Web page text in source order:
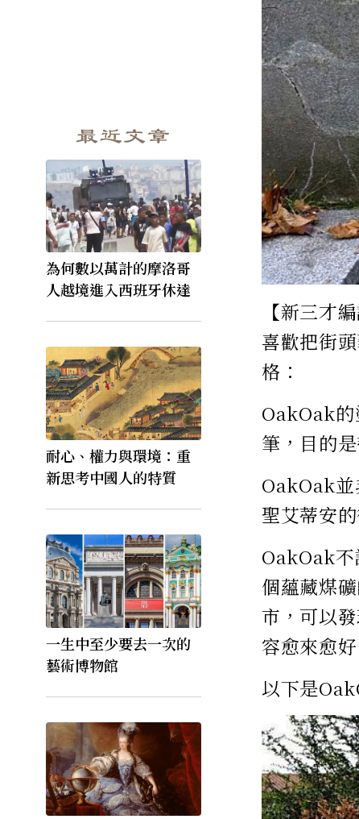
最近文章
為何數以萬計的摩洛哥
人越境進入西班牙休達
耐心、權力與環境：重
新思考中國人的特質
一生中至少要去一次的
藝術博物館
【新三才
喜歡把街
格：
OakOak的
筆，目的
OakOak並
聖艾蒂安
OakOak不
個蘊藏煤
市，可以
容愈來愈
以下是